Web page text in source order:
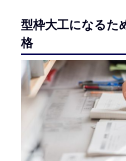
型枠大工になるた
格